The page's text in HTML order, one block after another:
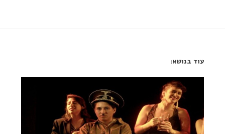
עוד בנושא: